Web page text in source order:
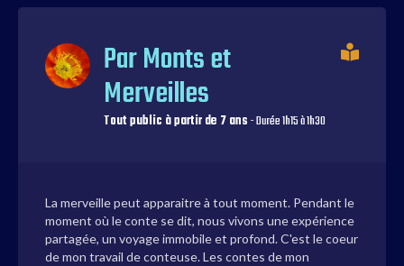
Par Monts et
Merveilles
Tout public à partir de 7 ans- Durée 1h15 à 1h30
La merveille peut apparaitre à tout moment. Pendant le
moment où le conte se dit, nous vivons une expérience
partagée, un voyage immobile et profond. C'est le coeur
de mon travail de conteuse. Les contes de mon